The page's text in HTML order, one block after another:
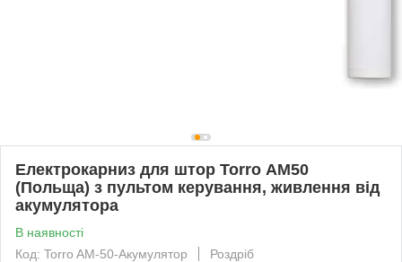
Електрокарниз для штор Torro АМ50
(Польща) з пультом керування, живлення від
акумулятора
В наявності
Код: Torro AM-50-Акумулятор
Роздріб